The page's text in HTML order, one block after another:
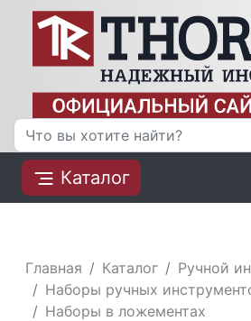
Каталог
Главная Каталог
Ручной
Наборы ручных
Наборы в ложементах